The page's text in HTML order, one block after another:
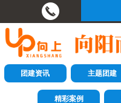
团建资讯 主题团建
精彩案例